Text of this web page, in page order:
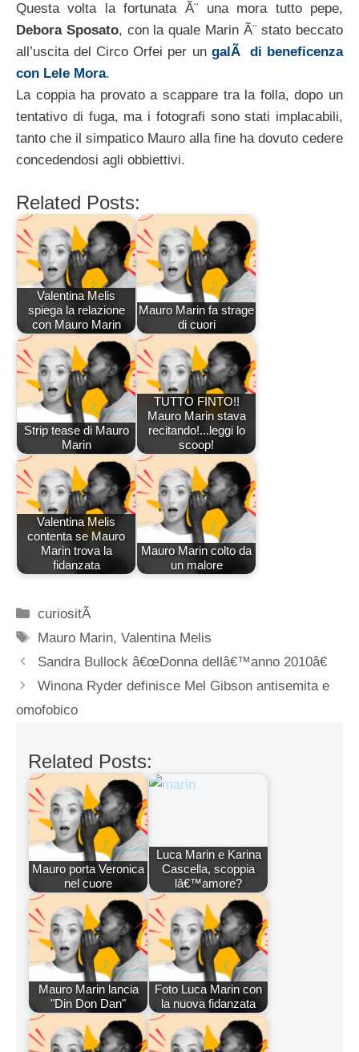
Questa volta la fortunata Ã¨ una mora tutto pepe,
Debora Sposato, con la quale Marin Ã¨ stato beccato
all’uscita del Circo Orfei per un galÃ di beneficenza
con Lele Mora.
La coppia ha provato a scappare tra la folla, dopo un
tentativo di fuga, ma i fotografi sono stati implacabili,
tanto che il simpatico Mauro alla fine ha dovuto cedere
concedendosi agli obbiettivi.
Related Posts:
Valentina Melis
spiega la relazione
con Mauro Marin
Mauro Marin fa strage
di cuori
Strip tease di Mauro
Marin
TUTTO FINTO!!
Mauro Marin stava
recitando!...leggi lo
scoop!
Valentina Melis
contenta se Mauro
Marin trova la
fidanzata
Mauro Marin colto da
un malore
Categorie
curiositÃ
Tag
Mauro Marin,Valentina Melis
Sandra Bullock â€œDonna dellâ€™anno 2010â€
Winona Ryder definisce Mel Gibson antisemita e
omofobico
Related Posts:
Mauro porta Veronica
nel cuore
Luca Marin e Karina
Cascella, scoppia
lâ€™amore?
Mauro Marin lancia
"Din Don Dan"
Foto Luca Marin con
la nuova fidanzata